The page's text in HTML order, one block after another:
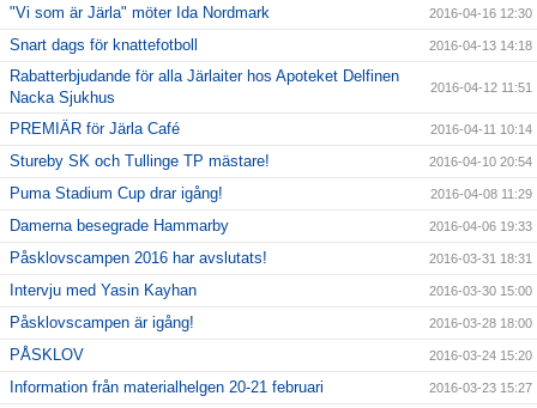
"Vi som är Järla" möter Ida Nordmark 2016-04-16 12:30
Snart dags för knattefotboll 2016-04-13 14:18
Rabatterbjudande för alla Järlaiter hos Apoteket Delfinen
Nacka Sjukhus
2016-04-12 11:51
PREMIÄR för Järla Café 2016-04-11 10:14
Stureby SK och Tullinge TP mästare! 2016-04-10 20:54
Puma Stadium Cup drar igång! 2016-04-08 11:29
Damerna besegrade Hammarby 2016-04-06 19:33
Påsklovscampen 2016 har avslutats! 2016-03-31 18:31
Intervju med Yasin Kayhan 2016-03-30 15:00
Påsklovscampen är igång! 2016-03-28 18:00
PÅSKLOV 2016-03-24 15:20
Information från materialhelgen 20-21 februari 2016-03-23 15:27